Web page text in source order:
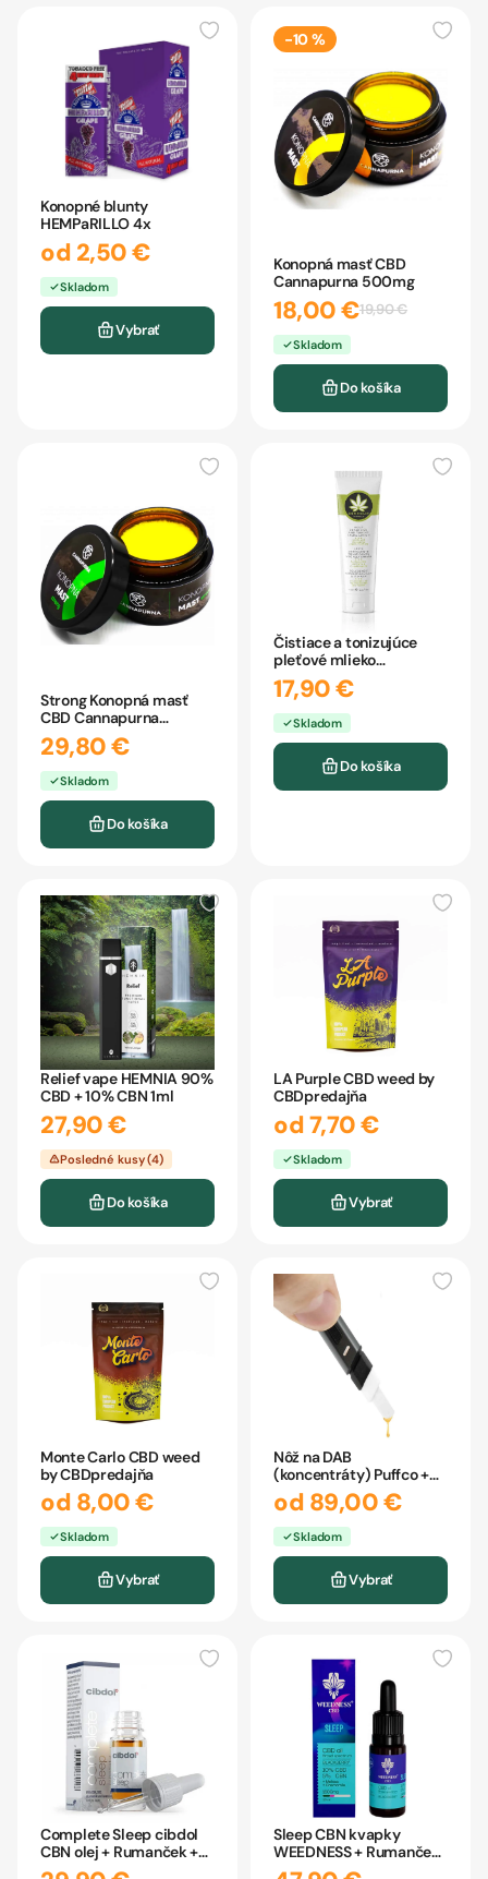
Konopné blunty
HEMPaRILLO 4x
od 2,50 €
Skladom
Vybrať
-10 %
Konopná masť CBD
Cannapurna 500mg
18,00 €19,90 €
Skladom
Do košíka
Strong Konopná masť
CBD Cannapurna
1000mg
29,80 €
Skladom
Do košíka
Čistiace a tonizujúce
pleťové mlieko
Hemphilia 125ml
17,90 €
Skladom
Do košíka
Relief vape HEMNIA 90%
CBD + 10% CBN 1ml
27,90 €
Posledné kusy (4)
Do košíka
LA Purple CBD weed by
CBDpredajňa
od 7,70 €
Skladom
Vybrať
Monte Carlo CBD weed
by CBDpredajňa
od 8,00 €
Skladom
Vybrať
Nôž na DAB
(koncentráty) Puffco +
NAHRIEVANIE
od 89,00 €
Skladom
Vybrať
Complete Sleep cibdol
CBN olej + Rumanček +
Levanduľa 10ml
Sleep CBN kvapky
WEEDNESS + Rumanček
+ Melissa 10ml